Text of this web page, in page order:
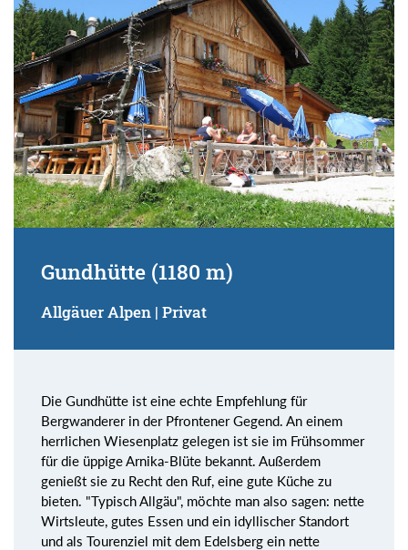
Gundhütte (1180 m)
Allgäuer Alpen | Privat
Die Gundhütte ist eine echte Empfehlung für
Bergwanderer in der Pfrontener Gegend. An einem
herrlichen Wiesenplatz gelegen ist sie im Frühsommer
für die üppige Arnika-Blüte bekannt. Außerdem
genießt sie zu Recht den Ruf, eine gute Küche zu
bieten. "Typisch Allgäu", möchte man also sagen: nette
Wirtsleute, gutes Essen und ein idyllischer Standort
und als Tourenziel mit dem Edelsberg ein nette